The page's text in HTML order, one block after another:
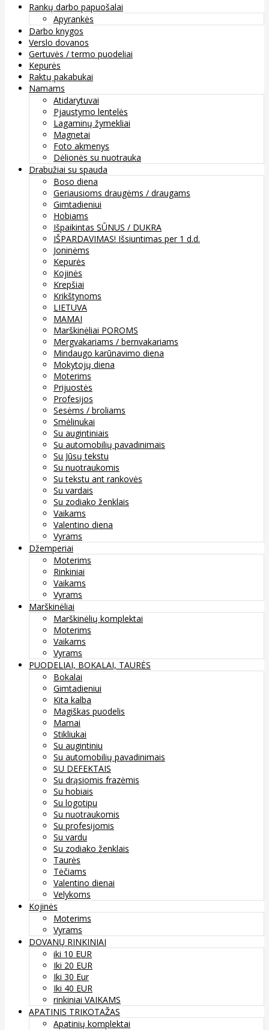
Rankų darbo papuošalai
Apyrankės
Darbo knygos
Verslo dovanos
Gertuvės / termo puodeliai
Kepurės
Raktų pakabukai
Namams
Atidarytuvai
Pjaustymo lentelės
Lagaminų žymekliai
Magnetai
Foto akmenys
Dėlionės su nuotrauka
Drabužiai su spauda
Boso diena
Geriausioms draugėms / draugams
Gimtadieniui
Hobiams
Išpaikintas SŪNUS / DUKRA
IŠPARDAVIMAS! Išsiuntimas per 1 d.d.
Joninėms
Kepurės
Kojinės
Krepšiai
Krikštynoms
LIETUVA
MAMAI
Marškinėliai POROMS
Mergvakariams / bernvakariams
Mindaugo karūnavimo diena
Mokytojų diena
Moterims
Prijuostės
Profesijos
Sesėms / broliams
Smėlinukai
Su augintiniais
Su automobilių pavadinimais
Su Jūsų tekstu
Su nuotraukomis
Su tekstu ant rankovės
Su vardais
Su zodiako ženklais
Vaikams
Valentino diena
Vyrams
Džemperiai
Moterims
Rinkiniai
Vaikams
Vyrams
Marškinėliai
Marškinėlių komplektai
Moterims
Vaikams
Vyrams
PUODELIAI, BOKALAI, TAURĖS
Bokalai
Gimtadieniui
Kita kalba
Magiškas puodelis
Mamai
Stikliukai
Su augintiniu
Su automobilių pavadinimais
SU DEFEKTAIS
Su drąsiomis frazėmis
Su hobiais
Su logotipu
Su nuotraukomis
Su profesijomis
Su vardu
Su zodiako ženklais
Taurės
Tėčiams
Valentino dienai
Velykoms
Kojinės
Moterims
Vyrams
DOVANŲ RINKINIAI
iki 10 EUR
Iki 20 EUR
Iki 30 Eur
Iki 40 EUR
rinkiniai VAIKAMS
APATINIS TRIKOTAŽAS
Apatinių komplektai